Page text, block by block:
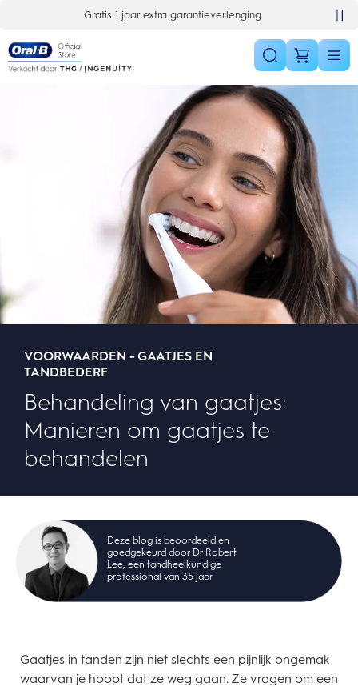
Gratis 1 jaar extra garantieverlenging
VOORWAARDEN - GAATJES EN
TANDBEDERF
Behandeling van gaatjes:
Manieren om gaatjes te
behandelen
Deze blog is beoordeeld en
goedgekeurd door Dr Robert
Lee, een tandheelkundige
professional van 35 jaar
Gaatjes in tanden zijn niet slechts een pijnlijk ongemak
waarvan je hoopt dat ze weg gaan. Ze vragen om een